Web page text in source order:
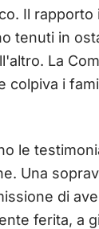
Il
tenuti in
La
colpiva i
le
Una
di
ferita, a